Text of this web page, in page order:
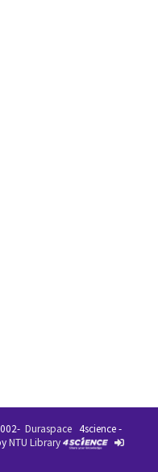
Duraspace 4science -
NTU Library